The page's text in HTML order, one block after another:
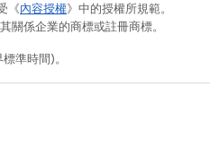
《內容授權》中的授權所規範。
關係企業的商標或註冊商標。
準時間)。